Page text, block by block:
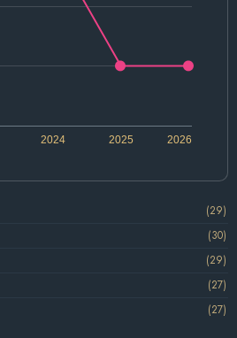
2024 2026
2025
(29)
(30)
(29)
(27)
(27)